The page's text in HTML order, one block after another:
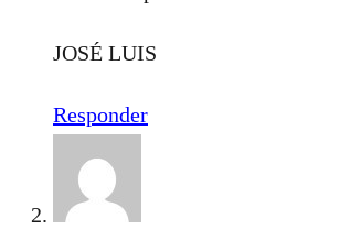
JOSÉ LUIS
Responder